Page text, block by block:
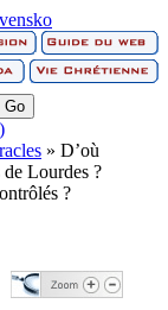
» D’où
Lourdes ?
?